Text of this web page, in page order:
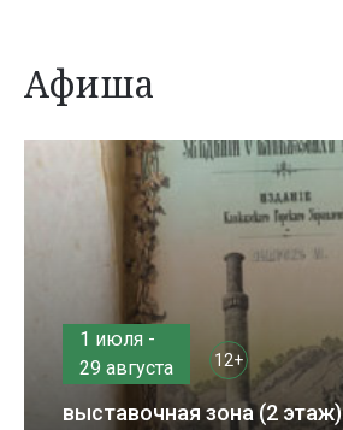
Афиша
1 июля -
29 августа
12+
выставочная зона (2 этаж)